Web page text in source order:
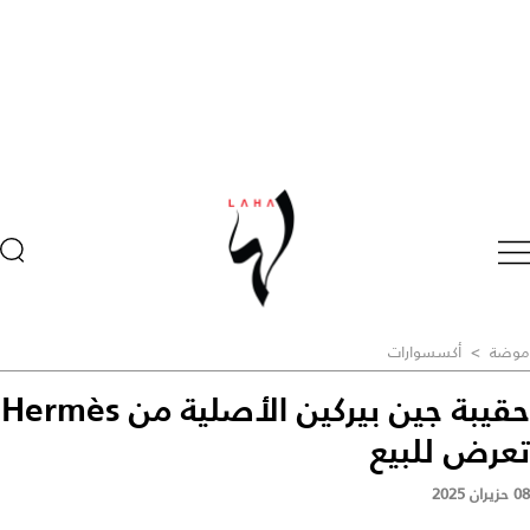
موضة > أكسسوارات
حقيبة جين بيركين الأصلية من Hermès
تعرض للبيع
08 حزيران 2025